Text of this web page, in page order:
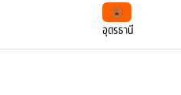
อุดรธานี